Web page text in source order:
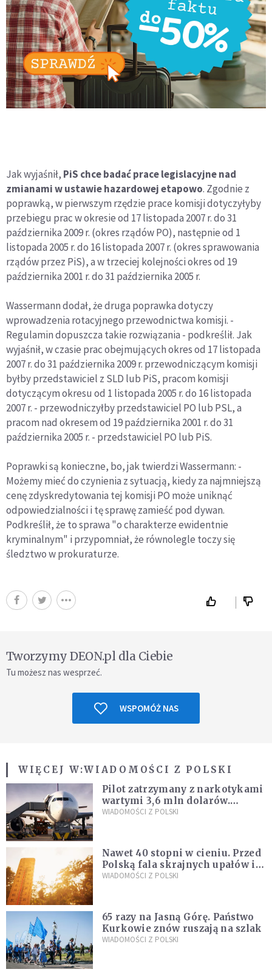
Jak wyjaśnił, PiS chce badać prace legislacyjne nad
zmianami w ustawie hazardowej etapowo. Zgodnie z
poprawką, w pierwszym rzędzie prace komisji dotyczyłyby
przebiegu prac w okresie od 17 listopada 2007 r. do 31
października 2009 r. (okres rządów PO), następnie od 1
listopada 2005 r. do 16 listopada 2007 r. (okres sprawowania
rządów przez PiS), a w trzeciej kolejności okres od 19
października 2001 r. do 31 października 2005 r.
Wassermann dodał, że druga poprawka dotyczy
wprowadzenia rotacyjnego przewodnictwa komisji. -
Regulamin dopuszcza takie rozwiązania - podkreślił. Jak
wyjaśnił, w czasie prac obejmujących okres od 17 listopada
2007 r. do 31 października 2009 r. przewodniczącym komisji
byłby przedstawiciel z SLD lub PiS, pracom komisji
dotyczącym okresu od 1 listopada 2005 r. do 16 listopada
2007 r. - przewodniczyłby przedstawiciel PO lub PSL, a
pracom nad okresem od 19 października 2001 r. do 31
października 2005 r. - przedstawiciel PO lub PiS.
Poprawki są konieczne, bo, jak twierdzi Wassermann: -
Możemy mieć do czynienia z sytuacją, kiedy za najmniejszą
cenę zdyskredytowania tej komisji PO może uniknąć
odpowiedzialności i tę sprawę zamieść pod dywan.
Podkreślił, że to sprawa "o charakterze ewidentnie
kryminalnym" i przypomniał, że równolegle toczy się
śledztwo w prokuraturze.
Tworzymy DEON.pl dla Ciebie
Tu możesz nas wesprzeć.
WSPOMÓŻ NAS
WIĘCEJ W:WIADOMOŚCI Z POLSKI
Pilot zatrzymany z narkotykami
wartymi 3,6 mln dolarów.
Śledczy podejrzewają, że latał
WIADOMOŚCI Z POLSKI
Nawet 40 stopni w cieniu. Przed
Polską fala skrajnych upałów i
gwałtowne burze
WIADOMOŚCI Z POLSKI
65 razy na Jasną Górę. Państwo
Kurkowie znów ruszają na szlak
WIADOMOŚCI Z POLSKI